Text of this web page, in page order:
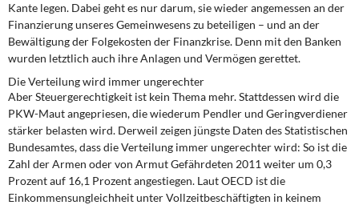
Kante legen. Dabei geht es nur darum, sie wieder angemessen an der
Finanzierung unseres Gemeinwesens zu beteiligen – und an der
Bewältigung der Folgekosten der Finanzkrise. Denn mit den Banken
wurden letztlich auch ihre Anlagen und Vermögen gerettet.
Die Verteilung wird immer ungerechter
Aber Steuergerechtigkeit ist kein Thema mehr. Stattdessen wird die
PKW-Maut angepriesen, die wiederum Pendler und Geringverdiener
stärker belasten wird. Derweil zeigen jüngste Daten des Statistischen
Bundesamtes, dass die Verteilung immer ungerechter wird: So ist die
Zahl der Armen oder von Armut Gefährdeten 2011 weiter um 0,3
Prozent auf 16,1 Prozent angestiegen. Laut OECD ist die
Einkommensungleichheit unter Vollzeitbeschäftigten in keinem